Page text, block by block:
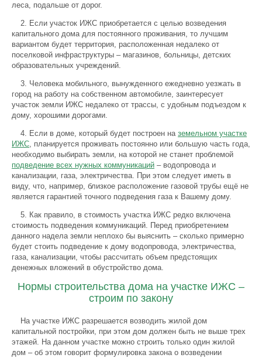
леса, подальше от дорог.
2. Если участок ИЖС приобретается с целью возведения
капитального дома для постоянного проживания, то лучшим
вариантом будет территория, расположенная недалеко от
поселковой инфраструктуры – магазинов, больницы, детских
образовательных учреждений.
3. Человека мобильного, вынужденного ежедневно уезжать в
город на работу на собственном автомобиле, заинтересует
участок земли ИЖС недалеко от трассы, с удобным подъездом к
дому, хорошими дорогами.
4. Если в доме, который будет построен на земельном участке
ИЖС, планируется проживать постоянно или большую часть года,
необходимо выбирать земли, на которой не станет проблемой
подведение всех нужных коммуникаций – водопровода и
канализации, газа, электричества. При этом следует иметь в
виду, что, например, близкое расположение газовой трубы ещё не
является гарантией точного подведения газа к Вашему дому.
5. Как правило, в стоимость участка ИЖС редко включена
стоимость подведения коммуникаций. Перед приобретением
данного надела земли неплохо бы выяснить – сколько примерно
будет стоить подведение к дому водопровода, электричества,
газа, канализации, чтобы рассчитать объем предстоящих
денежных вложений в обустройство дома.
Нормы строительства дома на участке ИЖС –
строим по закону
На участке ИЖС разрешается возводить жилой дом
капитальной постройки, при этом дом должен быть не выше трех
этажей. На данном участке можно строить только один жилой
дом – об этом говорит формулировка закона о возведении